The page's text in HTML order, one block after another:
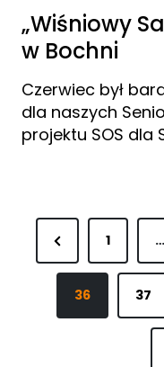
„Wiśniowy
w Bochni
Czerwiec był
dla naszych
projektu SOS dla
P
r
v
1 …
36 37